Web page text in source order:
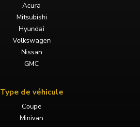
Acura
Mitsubishi
Hyundai
Volkswagen
Nissan
GMC
Type de véhicule
Coupe
Minivan